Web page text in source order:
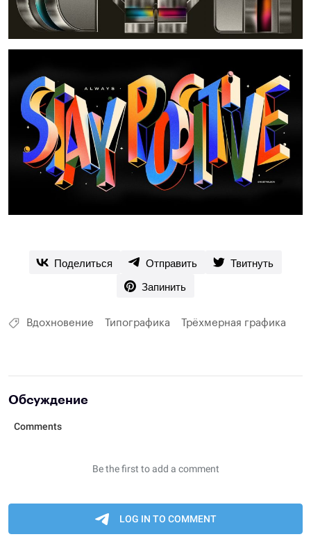
Поделиться Отправить
Твитнуть
Запинить
Вдохновение Типографика Трёхмерная графика
Обсуждение